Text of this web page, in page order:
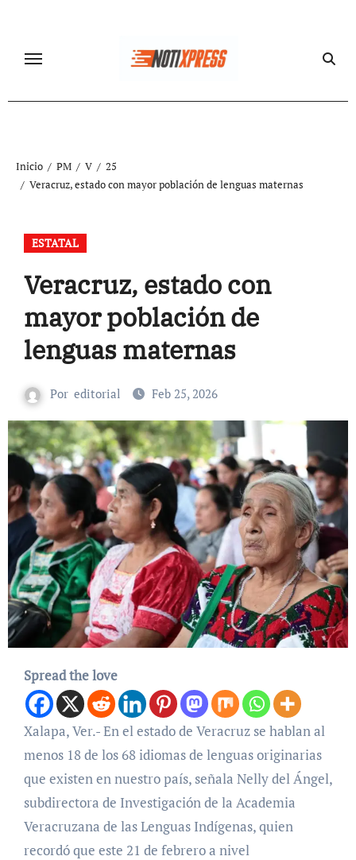
contenido
Inicio PM V
25
Veracruz, estado con mayor población de lenguas maternas
ESTATAL
Veracruz, estado con
mayor población de
lenguas maternas
Por editorial Feb 25, 2026
Spread the love
Xalapa, Ver.- En el estado de Veracruz se hablan al
menos 18 de los 68 idiomas de lenguas originarias
que existen en nuestro país, señala Nelly del Ángel,
subdirectora de Investigación de la Academia
Veracruzana de las Lenguas Indígenas, quien
recordó que este 21 de febrero a nivel